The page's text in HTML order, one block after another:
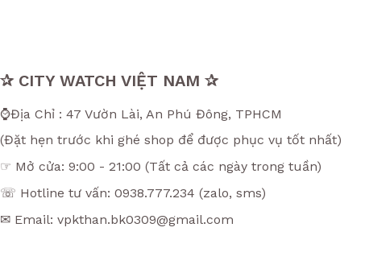
✰ CITY WATCH VIỆT NAM ✰
⌚Địa Chỉ : 47 Vườn Lài, An Phú Đông, TPHCM
(Đặt hẹn trước khi ghé shop để được phục vụ tốt nhất)
☞ Mở cửa: 9:00 - 21:00 (Tất cả các ngày trong tuần)
☏ Hotline tư vấn: 0938.777.234 (zalo, sms)
✉ Email: vpkthan.bk0309@gmail.com